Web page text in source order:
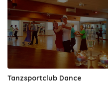
Tanzsportclub Dance